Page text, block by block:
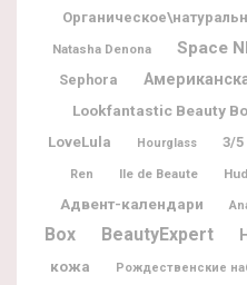
Natasha Denona
Space
Sephora
Lookfantastic Beauty
LoveLula Hourglass 3/5
Ren Ile de Beaute
Адвент-календари
Box
BeautyExpert
кожа
Рождественские